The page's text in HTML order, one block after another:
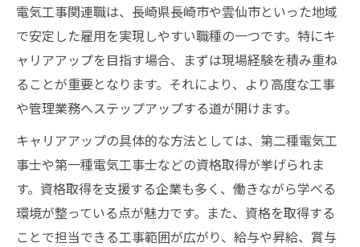
電気工事関連職は、長崎県長崎市や雲仙市といった地域
で安定した雇用を実現しやすい職種の一つです。特にキ
ャリアアップを目指す場合、まずは現場経験を積み重ね
ることが重要となります。それにより、より高度な工事
や管理業務へステップアップする道が開けます。
キャリアアップの具体的な方法としては、第二種電気工
事士や第一種電気工事士などの資格取得が挙げられま
す。資格取得を支援する企業も多く、働きながら学べる
環境が整っている点が魅力です。また、資格を取得する
ことで担当できる工事範囲が広がり、給与や昇給、賞与